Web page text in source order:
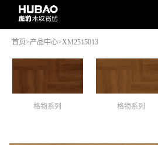
首页>产品中心>XM2515013
格物系列 格物系列